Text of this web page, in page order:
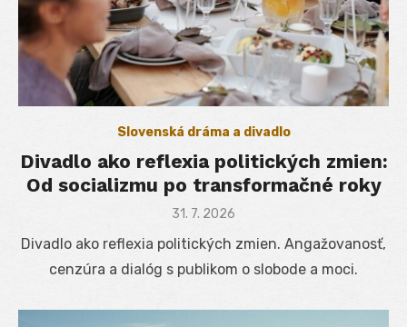
Slovenská dráma a divadlo
Divadlo ako reflexia politických zmien:
Od socializmu po transformačné roky
Posted
31. 7. 2026
Divadlo ako reflexia politických zmien. Angažovanosť,
cenzúra a dialóg s publikom o slobode a moci.